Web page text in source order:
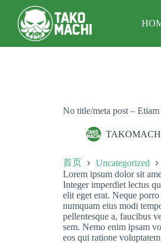
跳
过
内
容
No title/meta post –
首页 Uncategorized
Lorem ipsum dolor sit
Integer imperdiet lectus
elit eget erat. Neque
numquam eius modi
pellentesque a, faucibus
sem. Nemo enim ipsam
eos qui ratione